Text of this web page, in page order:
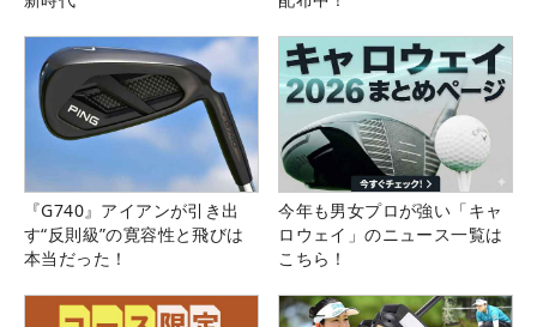
『G740』アイアンが引き出
す“反則級”の寛容性と飛びは
本当だった！
今年も男女プロが強い「キャ
ロウェイ」のニュース一覧は
こちら！